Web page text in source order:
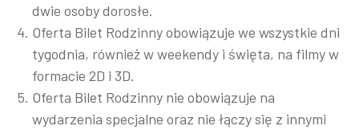
dwie osoby dorosłe.
Oferta Bilet Rodzinny obowiązuje we wszystkie dni
tygodnia, również w weekendy i święta, na filmy w
formacie 2D i 3D.
Oferta Bilet Rodzinny nie obowiązuje na
wydarzenia specjalne oraz nie łączy się z innymi